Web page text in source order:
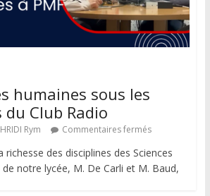
humaines sous les
Club Radio
Rym Commentaires fermés
richesse des disciplines des Sciences
notre lycée, M. De Carli et M. Baud,